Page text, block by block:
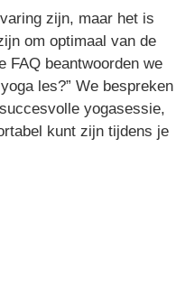
zijn, maar het is
om optimaal van de
FAQ beantwoorden we
les?” We bespreken
yogasessie,
kunt zijn tijdens je